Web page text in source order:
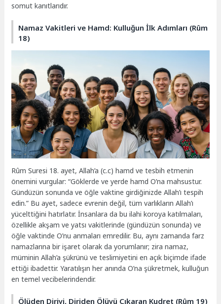
somut kanıtlarıdır.
Namaz Vakitleri ve Hamd: Kulluğun İlk Adımları (Rûm
18)
Rûm Suresi 18. ayet, Allah’a (c.c) hamd ve tesbih etmenin
önemini vurgular: “Göklerde ve yerde hamd O’na mahsustur.
Gündüzün sonunda ve öğle vaktine girdiğinizde Allah’ı tespih
edin.” Bu ayet, sadece evrenin değil, tüm varlıkların Allah’ı
yücelttiğini hatırlatır. İnsanlara da bu ilahi koroya katılmaları,
özellikle akşam ve yatsı vakitlerinde (gündüzün sonunda) ve
öğle vaktinde O’nu anmaları emredilir. Bu, aynı zamanda farz
namazlarına bir işaret olarak da yorumlanır; zira namaz,
müminin Allah’a şükrünü ve teslimiyetini en açık biçimde ifade
ettiği ibadettir. Yaratılışın her anında O’na şükretmek, kulluğun
en temel vecibelerindendir.
Ölüden Diriyi, Diriden Ölüyü Çıkaran Kudret (Rûm 19)